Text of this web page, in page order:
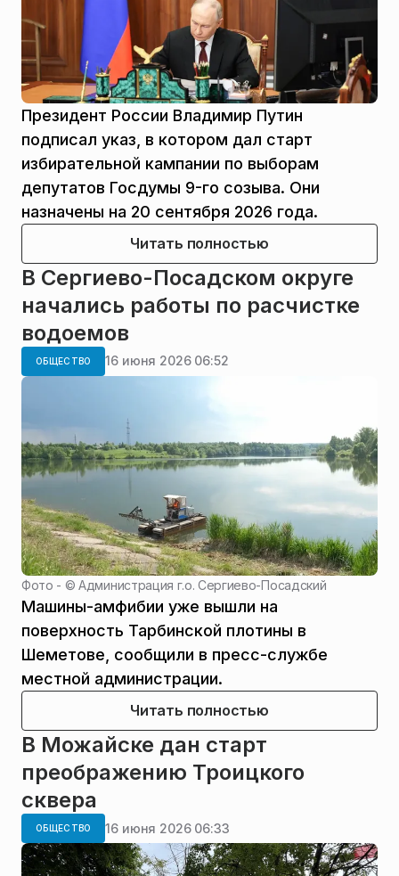
Президент России Владимир Путин
подписал указ, в котором дал старт
избирательной кампании по выборам
депутатов Госдумы 9-го созыва. Они
назначены на 20 сентября 2026 года.
Читать полностью
В Сергиево-Посадском округе
начались работы по расчистке
водоемов
ОБЩЕСТВО 16 июня 2026 06:52
Фото - ©Администрация г.о. Сергиево-Посадский
Машины-амфибии уже вышли на
поверхность Тарбинской плотины в
Шеметове, сообщили в пресс-службе
местной администрации.
Читать полностью
В Можайске дан старт
преображению Троицкого
сквера
ОБЩЕСТВО 16 июня 2026 06:33